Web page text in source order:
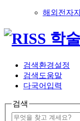
해외전자
검색환경설정
검색도움말
다국어입력
검색